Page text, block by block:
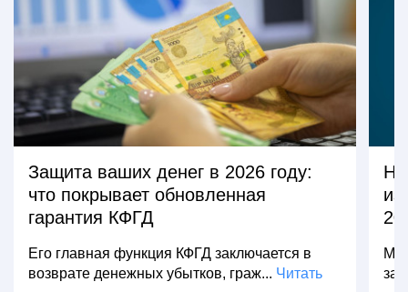
Защита ваших денег в 2026 году:
что покрывает обновленная
гарантия КФГД
Его главная функция КФГД заключается в
возврате денежных убытков, граж... Читать